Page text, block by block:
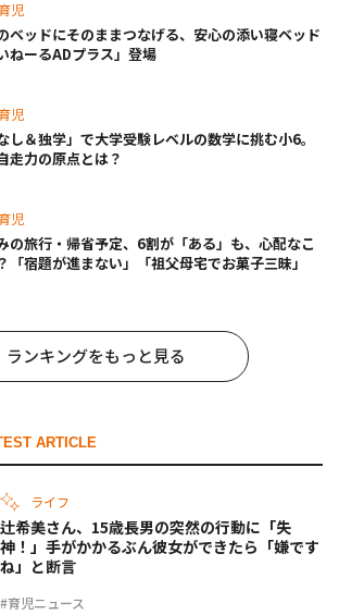
児
ベッドにそのままつなげる、安心の添い寝ベッド
ねーるADプラス」登場
児
し＆独学」で大学受験レベルの数学に挑む小6。
走力の原点とは？
児
の旅行・帰省予定、6割が「ある」も、心配なこ
「宿題が進まない」「祖父母宅でお菓子三昧」
ランキングをもっと見る
ARTICLE
ライフ
#育児ニュース
辻希美さん、15歳長男の突然の行動に「失
神！」手がかかるぶん彼女ができたら「嫌です
ね」と断言